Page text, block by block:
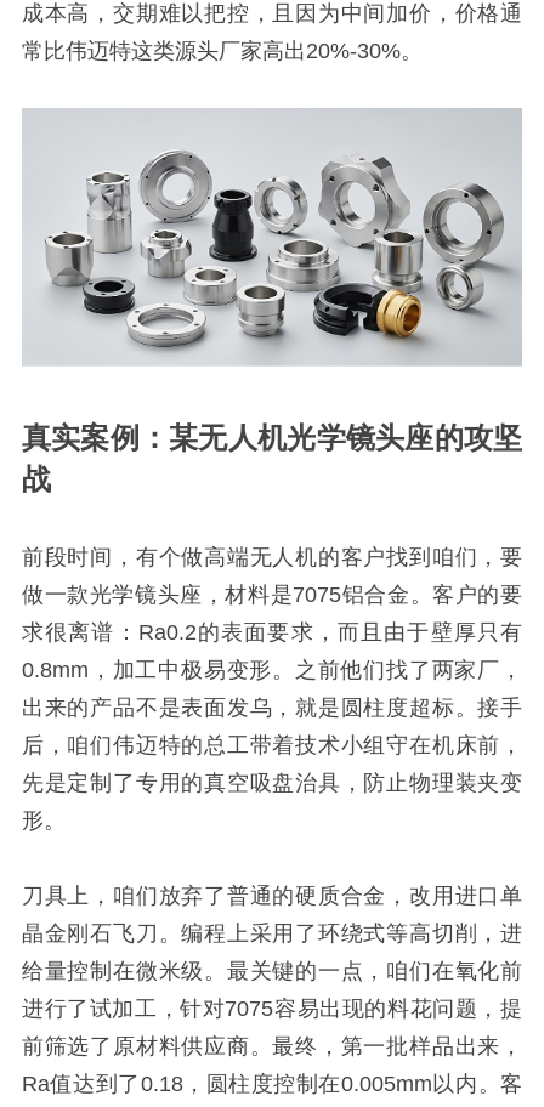
成本高，交期难以把控，且因为中间加价，价格通
常比伟迈特这类源头厂家高出20%-30%。
真实案例：某无人机光学镜头座的攻坚
战
前段时间，有个做高端无人机的客户找到咱们，要
做一款光学镜头座，材料是7075铝合金。客户的要
求很离谱：Ra0.2的表面要求，而且由于壁厚只有
0.8mm，加工中极易变形。之前他们找了两家厂，
出来的产品不是表面发乌，就是圆柱度超标。接手
后，咱们伟迈特的总工带着技术小组守在机床前，
先是定制了专用的真空吸盘治具，防止物理装夹变
形。
刀具上，咱们放弃了普通的硬质合金，改用进口单
晶金刚石飞刀。编程上采用了环绕式等高切削，进
给量控制在微米级。最关键的一点，咱们在氧化前
进行了试加工，针对7075容易出现的料花问题，提
前筛选了原材料供应商。最终，第一批样品出来，
Ra值达到了0.18，圆柱度控制在0.005mm以内。客